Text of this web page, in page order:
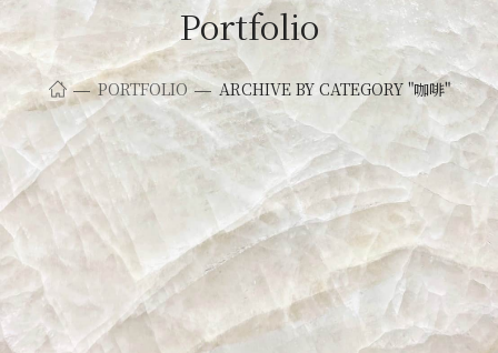
Portfolio
PORTFOLIO ARCHIVE BY CATEGORY "咖啡"